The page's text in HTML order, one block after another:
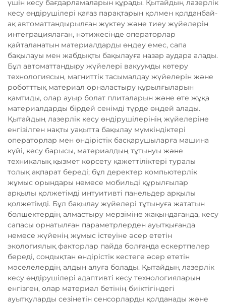
үшін кесу бағдарламаларын құрады. Қытайдың лазерлік
кесу өндірушілері қағаз парақтарын қолмен қолданбай-
ақ автоматтандырылған жүктеу және тиеу жүйелерін
интеграциялаған, нәтижесінде операторлар
қайталанатын материалдарды өңдеу емес, сапа
бақылауы мен жабдықты бақылауға назар аудара алады.
Бұл автоматтандыру жүйелері вакуумды көтеру
технологиясын, магниттік тасымалдау жүйелерін және
роботттық материал орналастыру құрылғыларын
қамтиды, олар ауыр болат плиталарын және өте жұқа
материалдарды бірдей сенімді түрде өңдей алады.
Қытайдың лазерлік кесу өндірушілерінің жүйелеріне
енгізілген нақты уақытта бақылау мүмкіндіктері
операторлар мен өндірістік басқарушыларға машина
күйі, кесу барысы, материалдың тұтынуы және
техникалық қызмет көрсету қажеттіліктері туралы
толық ақпарат береді; бұл деректер компьютерлік
жұмыс орындары немесе мобильді құрылғылар
арқылы қолжетімді интуитивті панельдер арқылы
қолжетімді. Бұл бақылау жүйелері тұтынуға жататын
бөлшектердің алмастыру мерзіміне жақындағанда, кесу
сапасы орнатылған параметрлерден ауытқығанда
немесе жүйенің жұмыс істеуіне әсер ететін
экологиялық факторлар пайда болғанда ескертпелер
береді, сондықтан өндірістік кестеге әсер ететін
мәселелердің алдын алуға болады. Қытайдың лазерлік
кесу өндірушілері адаптивті кесу технологияларын
енгізген, олар материал бетінің биіктігіндегі
ауытқуларды сезінетін сенсорларды қолданады және